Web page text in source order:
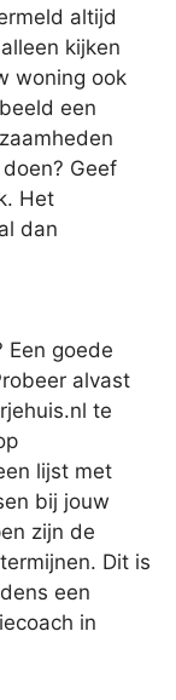
altijd
kijken
woning ook
een
Geef
Het
dan
Een goede
alvast
te
lijst met
bij jouw
zijn de
Dit is
een
in